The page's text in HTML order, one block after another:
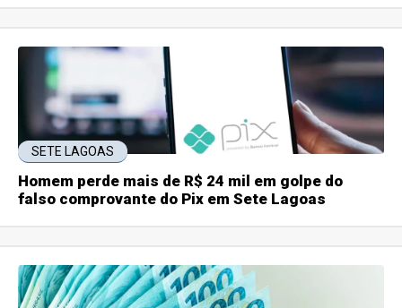
SETE LAGOAS
Homem perde mais de R$ 24 mil em golpe do
falso comprovante do Pix em Sete Lagoas